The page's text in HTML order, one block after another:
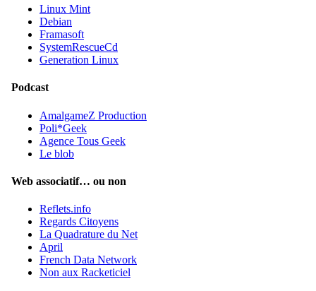
Linux Mint
Debian
Framasoft
SystemRescueCd
Generation Linux
Podcast
AmalgameZ Production
Poli*Geek
Agence Tous Geek
Le blob
Web associatif… ou non
Reflets.info
Regards Citoyens
La Quadrature du Net
April
French Data Network
Non aux Racketiciel